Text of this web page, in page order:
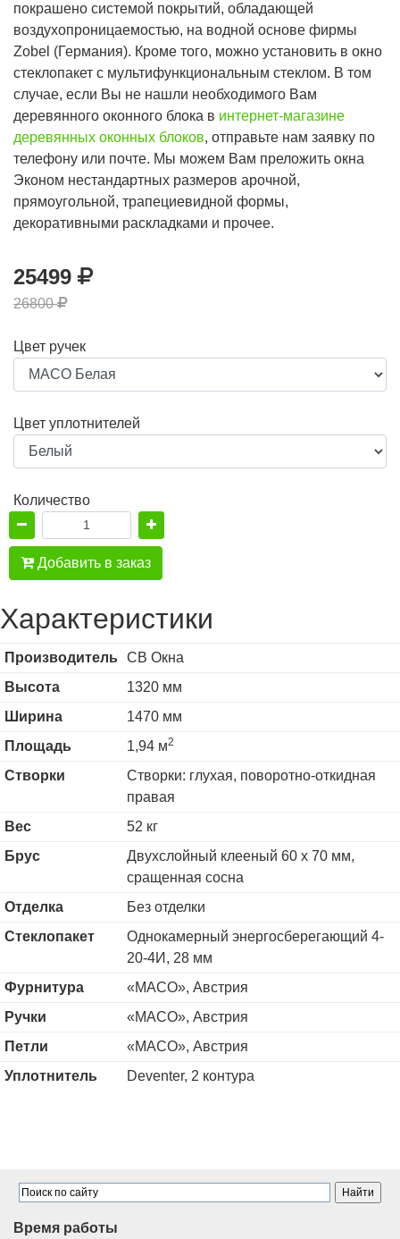
покрашено системой покрытий, обладающей
воздухопроницаемостью, на водной основе фирмы
Zobel (Германия). Кроме того, можно установить в окно
стеклопакет с мультифункциональным стеклом. В том
случае, если Вы не нашли необходимого Вам
деревянного оконного блока в интернет-магазине
деревянных оконных блоков, отправьте нам заявку по
телефону или почте. Мы можем Вам преложить окна
Эконом нестандартных размеров арочной,
прямоугольной, трапециевидной формы,
декоративными раскладками и прочее.
25499
26800
Цвет ручек
Цвет уплотнителей
Количество
Добавить в заказ
Характеристики
Производитель
СВ Окна
Высота
1320 мм
Ширина
1470 мм
Площадь
1,94 м2
Створки
Створки: глухая, поворотно-откидная
правая
Вес
52 кг
Брус
Двухслойный клееный 60 х 70 мм,
сращенная сосна
Отделка
Без отделки
Стеклопакет
Однокамерный энергосберегающий 4-
20-4И, 28 мм
Фурнитура
«MACO», Австрия
Ручки
«MACO», Австрия
Петли
«MACO», Австрия
Уплотнитель
Deventer, 2 контура
Время работы